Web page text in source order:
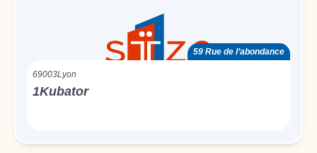
59 Rue de l’abondance
69003Lyon
1Kubator